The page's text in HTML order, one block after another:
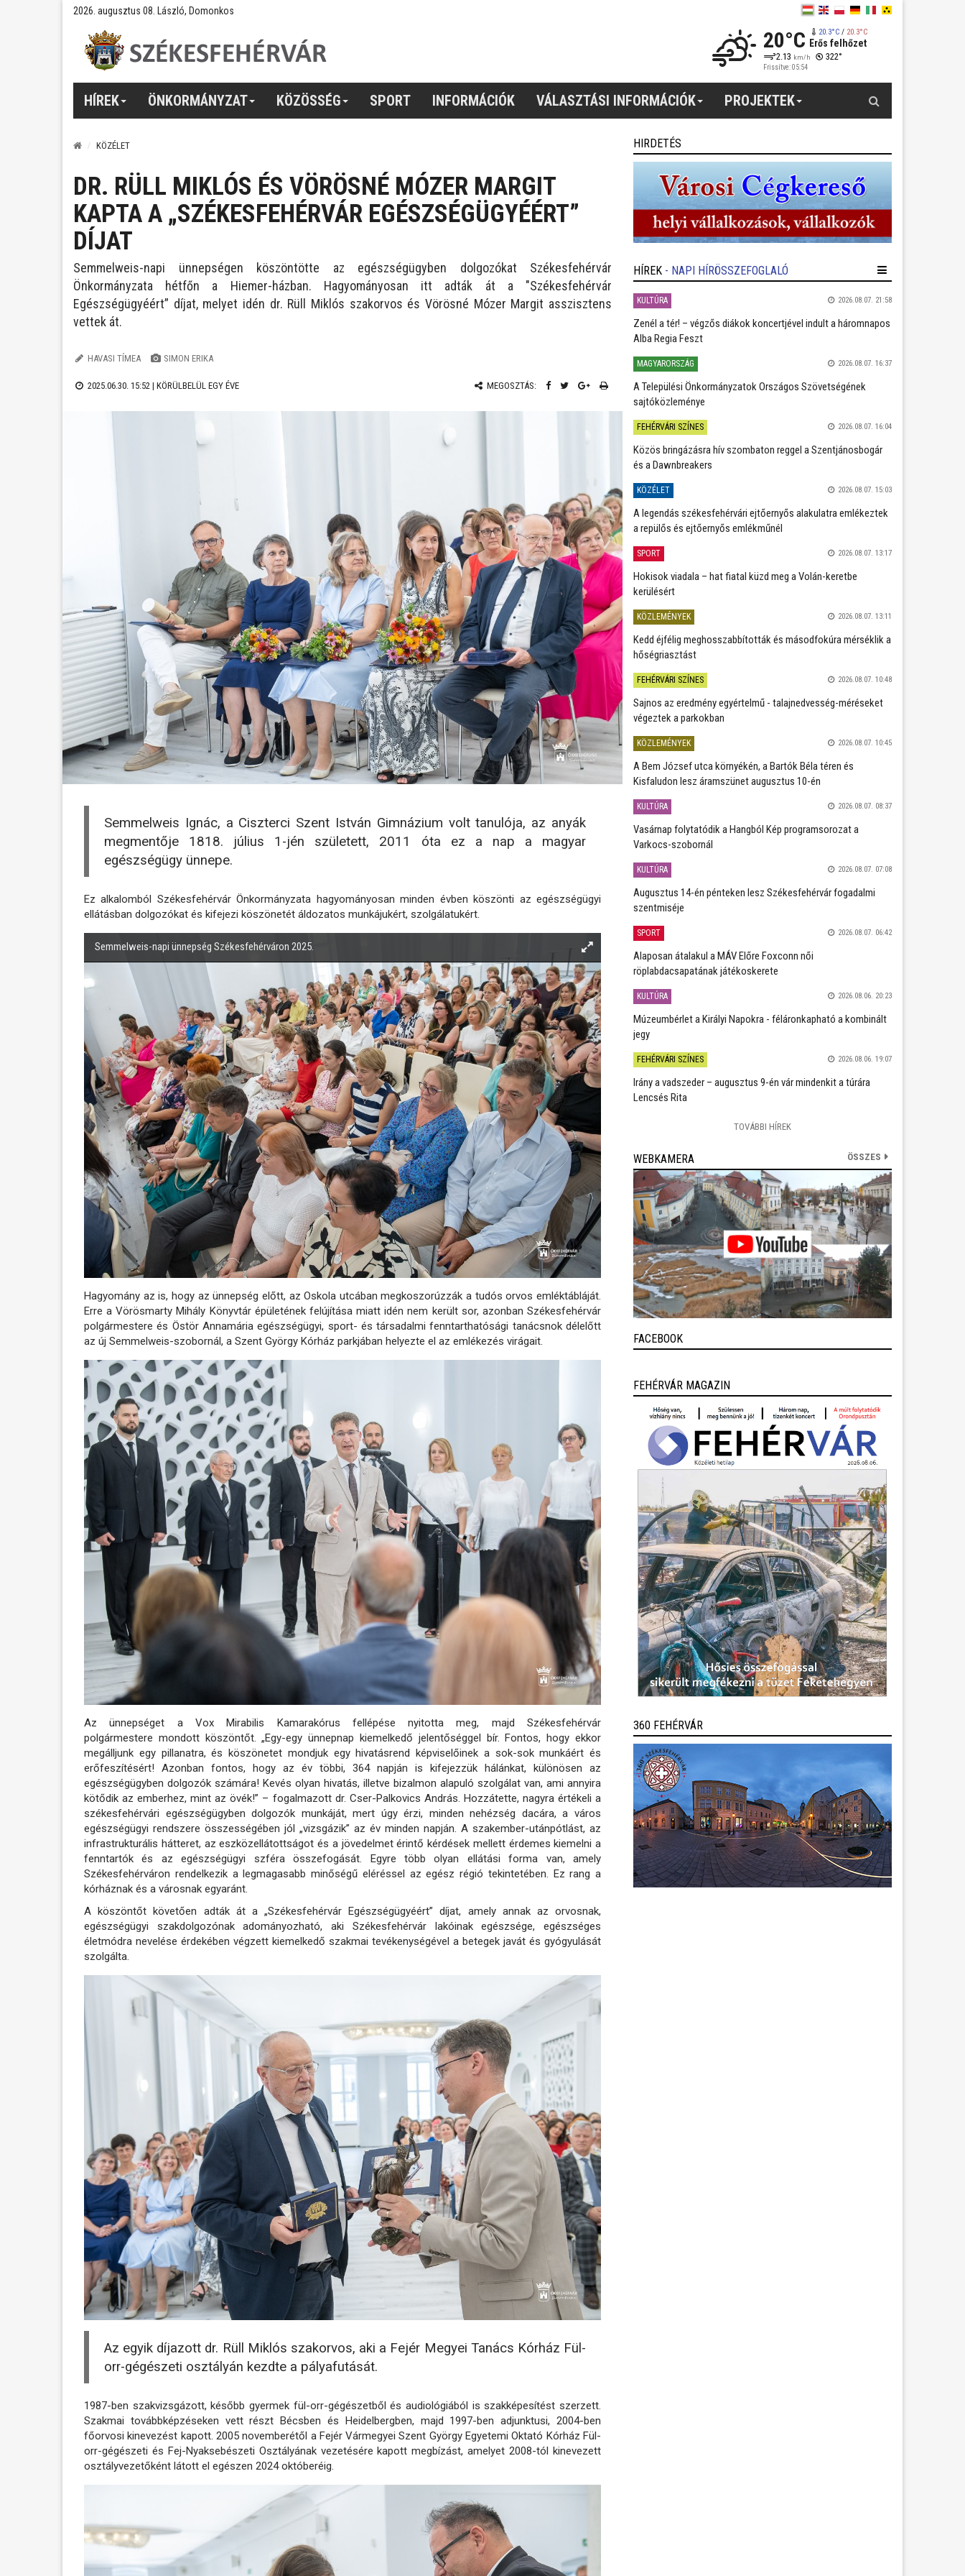
2026. augusztus 08. László, Domonkos
20°C 20.3°C/ 20.3°C
Erős felhőzet
2.13 km/h 322°
Frissítve: 05:54
HÍREK ÖNKORMÁNYZAT KÖZÖSSÉG SPORT INFORMÁCIÓK VÁLASZTÁSI INFORMÁCIÓK PROJEKTEK
KÖZÉLET
DR. RÜLL MIKLÓS ÉS VÖRÖSNÉ MÓZER MARGIT
KAPTA A „SZÉKESFEHÉRVÁR EGÉSZSÉGÜGYÉÉRT”
DÍJAT
Semmelweis-napi ünnepségen köszöntötte az egészségügyben dolgozókat Székesfehérvár
Önkormányzata hétfőn a Hiemer-házban. Hagyományosan itt adták át a "Székesfehérvár
Egészségügyéért” díjat, melyet idén dr. Rüll Miklós szakorvos és Vörösné Mózer Margit asszisztens
vettek át.
HAVASI TÍMEA SIMON ERIKA
2025.06.30. 15:52 | KÖRÜLBELÜL EGY ÉVE MEGOSZTÁS:
Semmelweis Ignác, a Ciszterci Szent István Gimnázium volt tanulója, az anyák
megmentője 1818. július 1-jén született, 2011 óta ez a nap a magyar
egészségügy ünnepe.
Ez alkalomból Székesfehérvár Önkormányzata hagyományosan minden évben köszönti az egészségügyi
ellátásban dolgozókat és kifejezi köszönetét áldozatos munkájukért, szolgálatukért.
Semmelweis-napi ünnepség Székesfehérváron 2025.
Hagyomány az is, hogy az ünnepség előtt, az Oskola utcában megkoszorúzzák a tudós orvos emléktábláját.
Erre a Vörösmarty Mihály Könyvtár épületének felújítása miatt idén nem került sor, azonban Székesfehérvár
polgármestere és Östör Annamária egészségügyi, sport- és társadalmi fenntarthatósági tanácsnok délelőtt
az új Semmelweis-szobornál, a Szent György Kórház parkjában helyezte el az emlékezés virágait.
Az ünnepséget a Vox Mirabilis Kamarakórus fellépése nyitotta meg, majd Székesfehérvár
polgármestere mondott köszöntőt. „Egy-egy ünnepnap kiemelkedő jelentőséggel bír. Fontos, hogy ekkor
megálljunk egy pillanatra, és köszönetet mondjuk egy hivatásrend képviselőinek a sok-sok munkáért és
erőfeszítésért! Azonban fontos, hogy az év többi, 364 napján is kifejezzük hálánkat, különösen az
egészségügyben dolgozók számára! Kevés olyan hivatás, illetve bizalmon alapuló szolgálat van, ami annyira
kötődik az emberhez, mint az övék!” – fogalmazott dr. Cser-Palkovics András. Hozzátette, nagyra értékeli a
székesfehérvári egészségügyben dolgozók munkáját, mert úgy érzi, minden nehézség dacára, a város
egészségügyi rendszere összességében jól „vizsgázik” az év minden napján. A szakember-utánpótlást, az
infrastrukturális hátteret, az eszközellátottságot és a jövedelmet érintő kérdések mellett érdemes kiemelni a
fenntartók és az egészségügyi szféra összefogását. Egyre több olyan ellátási forma van, amely
Székesfehérváron rendelkezik a legmagasabb minőségű eléréssel az egész régió tekintetében. Ez rang a
kórháznak és a városnak egyaránt.
A köszöntőt követően adták át a „Székesfehérvár Egészségügyéért” díjat, amely annak az orvosnak,
egészségügyi szakdolgozónak adományozható, aki Székesfehérvár lakóinak egészsége, egészséges
életmódra nevelése érdekében végzett kiemelkedő szakmai tevékenységével a betegek javát és gyógyulását
szolgálta.
Az egyik díjazott dr. Rüll Miklós szakorvos, aki a Fejér Megyei Tanács Kórház Fül-
orr-gégészeti osztályán kezdte a pályafutását.
1987-ben szakvizsgázott, később gyermek fül-orr-gégészetből és audiológiából is szakképesítést szerzett.
Szakmai továbbképzéseken vett részt Bécsben és Heidelbergben, majd 1997-ben adjunktusi, 2004-ben
főorvosi kinevezést kapott. 2005 novemberétől a Fejér Vármegyei Szent György Egyetemi Oktató Kórház Fül-
orr-gégészeti és Fej-Nyaksebészeti Osztályának vezetésére kapott megbízást, amelyet 2008-tól kinevezett
osztályvezetőként látott el egészen 2024 októberéig.
HIRDETÉS
HÍREK - NAPI HÍRÖSSZEFOGLALÓ
KULTÚRA 2026.08.07. 21:58
Zenél a tér! – végzős diákok koncertjével indult a háromnapos
Alba Regia Feszt
MAGYARORSZÁG 2026.08.07. 16:37
A Települési Önkormányzatok Országos Szövetségének
sajtóközleménye
FEHÉRVÁRI SZÍNES 2026.08.07. 16:04
Közös bringázásra hív szombaton reggel a Szentjánosbogár
és a Dawnbreakers
KÖZÉLET 2026.08.07. 15:03
A legendás székesfehérvári ejtőernyős alakulatra emlékeztek
a repülős és ejtőernyős emlékműnél
SPORT 2026.08.07. 13:17
Hokisok viadala – hat fiatal küzd meg a Volán-keretbe
kerülésért
KÖZLEMÉNYEK 2026.08.07. 13:11
Kedd éjfélig meghosszabbították és másodfokúra mérséklik a
hőségriasztást
FEHÉRVÁRI SZÍNES 2026.08.07. 10:48
Sajnos az eredmény egyértelmű - talajnedvesség-méréseket
végeztek a parkokban
KÖZLEMÉNYEK 2026.08.07. 10:45
A Bem József utca környékén, a Bartók Béla téren és
Kisfaludon lesz áramszünet augusztus 10-én
KULTÚRA 2026.08.07. 08:37
Vasárnap folytatódik a Hangból Kép programsorozat a
Varkocs-szobornál
KULTÚRA 2026.08.07. 07:08
Augusztus 14-én pénteken lesz Székesfehérvár fogadalmi
szentmiséje
SPORT 2026.08.07. 06:42
Alaposan átalakul a MÁV Előre Foxconn női
röplabdacsapatának játékoskerete
KULTÚRA 2026.08.06. 20:23
Múzeumbérlet a Királyi Napokra - féláronkapható a kombinált
jegy
FEHÉRVÁRI SZÍNES 2026.08.06. 19:07
Irány a vadszeder – augusztus 9-én vár mindenkit a túrára
Lencsés Rita
TOVÁBBI HÍREK
WEBKAMERA ÖSSZES
FACEBOOK
FEHÉRVÁR MAGAZIN
360 FEHÉRVÁR